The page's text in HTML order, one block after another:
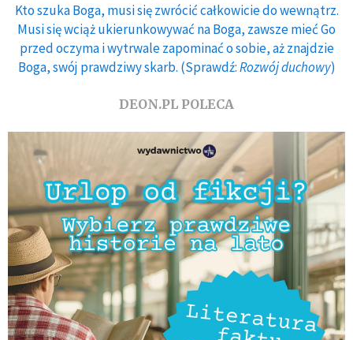
Kto szuka Boga, musi się zwrócić całkowicie do wewnątrz.
Musi się wciąż ukierunkowywać na Boga, zawsze mieć Go
przed oczyma i wytrwale zapominać o sobie, aż znajdzie
Boga, swój prawdziwy skarb. (Sprawdź:Rozwój duchowy)
DEON.PL POLECA